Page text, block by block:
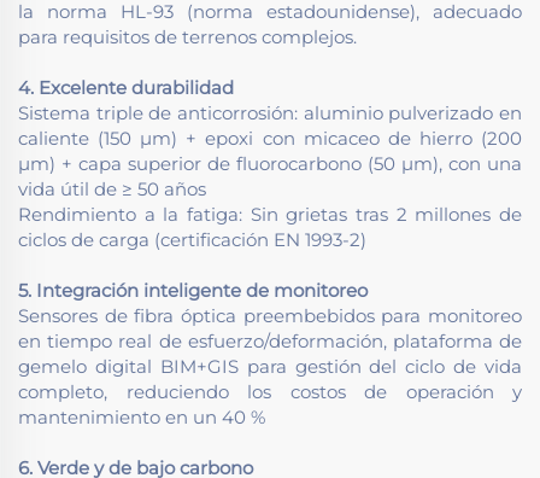
la norma HL-93 (norma estadounidense), adecuado
para requisitos de terrenos complejos.
4. Excelente durabilidad
Sistema triple de anticorrosión: aluminio pulverizado en
caliente (150 μm) + epoxi con micaceo de hierro (200
μm) + capa superior de fluorocarbono (50 μm), con una
vida útil de ≥ 50 años
Rendimiento a la fatiga: Sin grietas tras 2 millones de
ciclos de carga (certificación EN 1993-2)
5. Integración inteligente de monitoreo
Sensores de fibra óptica preembebidos para monitoreo
en tiempo real de esfuerzo/deformación, plataforma de
gemelo digital BIM+GIS para gestión del ciclo de vida
completo, reduciendo los costos de operación y
mantenimiento en un 40 %
6. Verde y de bajo carbono